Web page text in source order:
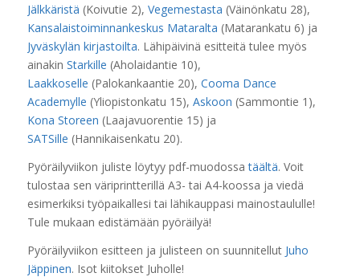
Jälkkäristä (Koivutie 2), Vegemestasta (Väinönkatu 28),
Kansalaistoiminnankeskus Mataralta (Matarankatu 6) ja
Jyväskylän kirjastoilta. Lähipäivinä esitteitä tulee myös
ainakin Starkille (Aholaidantie 10),
Laakkoselle (Palokankaantie 20), Cooma Dance
Academylle (Yliopistonkatu 15), Askoon (Sammontie 1),
Kona Storeen (Laajavuorentie 15) ja
SATSille (Hannikaisenkatu 20).
Pyöräilyviikon juliste löytyy pdf-muodossatäältä. Voit
tulostaa sen väriprintterillä A3- tai A4-koossa ja viedä
esimerkiksi työpaikallesi tai lähikauppasi mainostaululle!
Tule mukaan edistämään pyöräilyä!
Pyöräilyviikon esitteen ja julisteen on suunnitellut Juho
Jäppinen. Isot kiitokset Juholle!